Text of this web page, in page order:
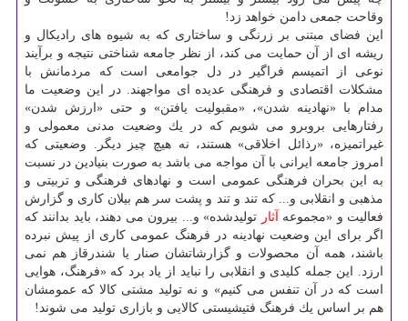
وقاحت جمعی دامن خواهد زد!
این فضای مبتنی بر زرنگی و ساختاری كه به شیوه های رادیكال و
ریشه ای از آن حمایت می كند، از نظر جامعه شناختی نتیجه و برآیند
نوعی از اتمیسم فراگیر در دل جوامعی است كه مردمانش با
مشكلات اقتصادی و فرهنگی عدیده ای مواجهند. در این وضعیت ما
مدام با «نهادینه شدن»، «مقبولیت یافتن» و حتی «ارزش شدن»
رفتارهایی بروبرو می شویم كه در یك وضعیت مدنی معمولی و
غیراتمیزه، «رذائل اخلاقی» هستند، نه هیچ چیز دیگر. وضعیتی كه
امروز جامعه ایرانی با آن مواجه می باشد به صورت بنیادین در نسبت
به این بحران فرهنگی عمومی است و نهادهای فرهنگی و تربیتی و
مذهبی و انقلابی و... كه تند و تند و پشت سر هم بیلان كاری و گزارش
فعالیت و «مجموعه آثار تولیدشده» و... بیرون می دهند، باید بدانند كه
اگر برای این وضعیت نهادینه در فرهنگ عمومی كاری از پیش نبرده
باشند، همه آن محصولات و گزارشاتشان صنار یا شندرقاز هم نمی
ارزد. این جمله كلیدی و انقلابی را نباید از یاد برد كه «فرهنگ، هوایی
است كه در آن تنفس می كنیم» و نه تولید مشتی كالا كه عمومشان
هم بر اساس یك فرهنگ فتیشیستی كالایی و بازاری تولید می شوند!